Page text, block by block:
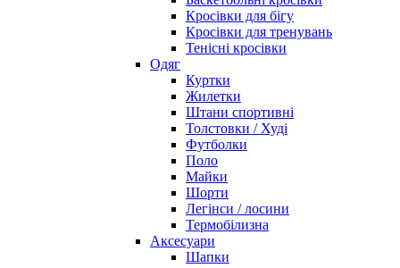
Кросівки для бігу
Кросівки для тренувань
Тенісні кросівки
Одяг
Куртки
Жилетки
Штани спортивні
Толстовки / Худі
Футболки
Поло
Майки
Шорти
Легінси / лосини
Термобілизна
Аксесуари
Шапки